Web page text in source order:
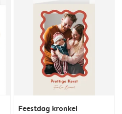
Feestdag kronkel